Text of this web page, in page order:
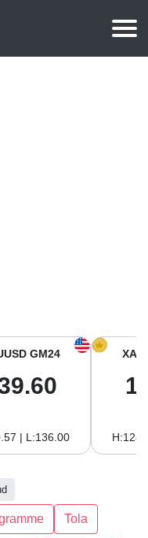
du Sud
GM24
| L:136.00
Tola